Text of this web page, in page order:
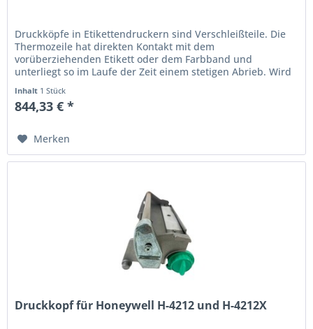
Druckköpfe in Etikettendruckern sind Verschleißteile. Die
Thermo­zeile hat direkten Kontakt mit dem
vorüberziehenden Etikett oder dem Farbband und
unterliegt so im Laufe der Zeit einem stetigen Abrieb. Wird
Inhalt 1 Stück
844,33 € *
Merken
Druckkopf für Honeywell H-4212 und H-4212X